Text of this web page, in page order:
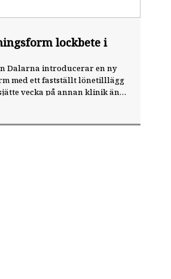
lockbete i
Dalarna introducerar en ny
med ett fastställt lönetilllägg
vecka på annan klinik än